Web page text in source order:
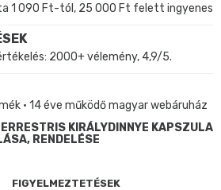
1 090 Ft-tól, 25 000 Ft felett ingyenes
2000+ vélemény, 4,9/5.
• 14 éve működő magyar webáruház
KIRÁLYDINNYE KAPSZULA
RENDELÉSE
FIGYELMEZTETÉSEK